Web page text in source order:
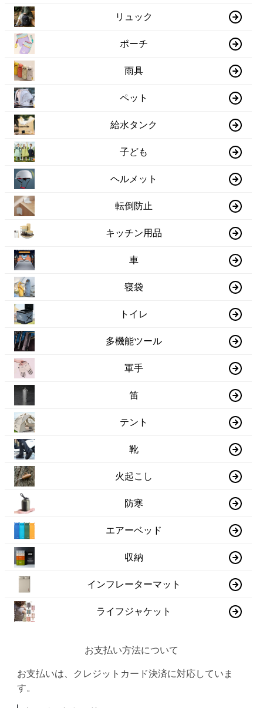
リュック
ポーチ
雨具
ペット
給水タンク
子ども
ヘルメット
転倒防止
キッチン用品
車
寝袋
トイレ
多機能ツール
軍手
笛
テント
靴
火起こし
防寒
エアーベッド
収納
インフレーターマット
ライフジャケット
お支払い方法について
お支払いは、クレジットカード決済に対応していま
す。